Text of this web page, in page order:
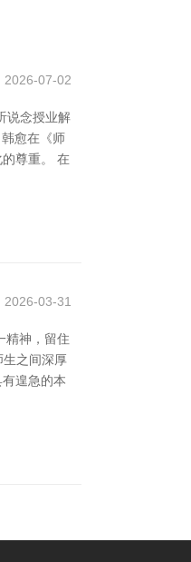
2026-07-02
说念授业解
愈在《师
尊重。 在
2026-03-31
精神，留住
生之间深厚
遑急的本